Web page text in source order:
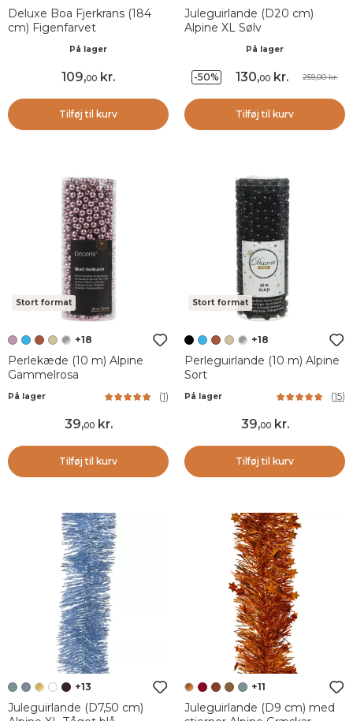
Deluxe Boa Fjerkrans (184
cm) Figenfarvet
På lager
109,00 kr.
Tilføj til kurv
Juleguirlande (D20 cm)
Alpine XL Sølv
På lager
-50% 130,00 kr. 259,00 kr.
Tilføj til kurv
Stort format
+18
Perlekæde (10 m) Alpine
Gammelrosa
På lager (1)
39,00kr.
Tilføj til kurv
Stort format
+18
Perleguirlande (10 m) Alpine
Sort
På lager (15)
39,00kr.
Tilføj til kurv
+13
Juleguirlande (D7,50 cm)
+11
Juleguirlande (D9 cm) med